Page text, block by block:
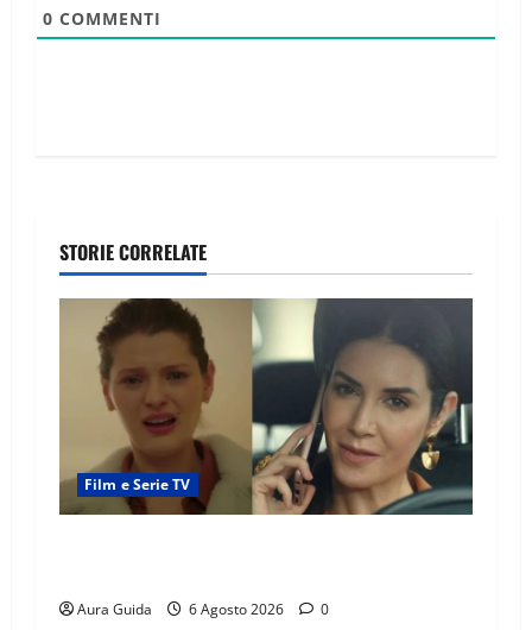
0 COMMENTI
STORIE CORRELATE
Film e Serie TV
Aura Guida 6 Agosto 2026 0